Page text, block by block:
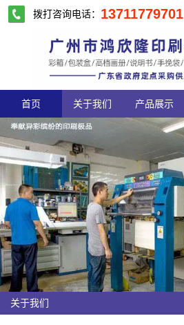
拨打咨询电话： 13711779701
首页 关于我们 产品展示
关于我们